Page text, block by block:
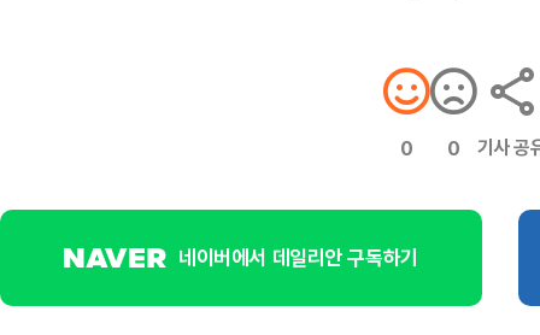
0 0 기사 공
네이버에서 데일리안 구독하기